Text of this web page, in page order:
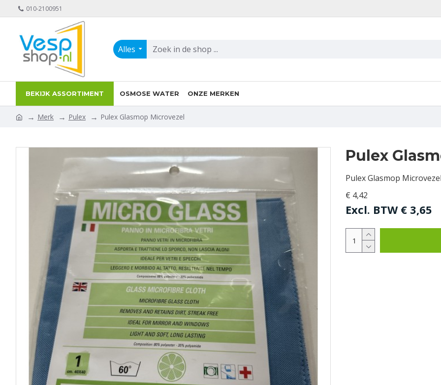
010-2100951
Alles
BEKIJK ASSORTIMENT OSMOSE WATER ONZE MERKEN
Merk Pulex Pulex Glasmop Microvezel
Pulex
Pulex Glasmop Microvezel
€ 4,42
Excl. BTW€ 3,65